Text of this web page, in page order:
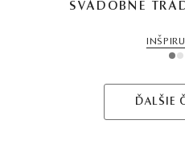
SVADOBNÉ
1 2
ĎALŠIE